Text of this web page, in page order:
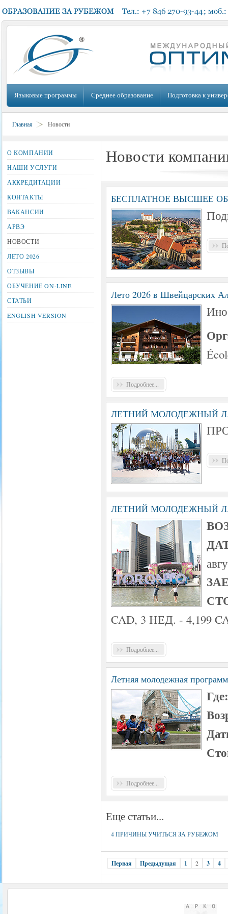
Языковые программы Среднее образование Подготовка к
Главная Новости
Новости
БЕСПЛАТНОЕ ВЫСШЕЕ
Лето 2026 в Швейцарских
Подробнее...
ЛЕТНИЙ МОЛОДЕЖНЫЙ
ЛЕТНИЙ МОЛОДЕЖНЫЙ
CAD, 3 НЕД. - 4,199
Подробнее...
Летняя молодежная
Подробнее...
Еще статьи...
4 ПРИЧИНЫ УЧИТЬСЯ ЗА РУБЕЖОМ
Первая Предыдущая 1 2 3 4
О КОМПАНИИ
НАШИ УСЛУГИ
АККРЕДИТАЦИИ
КОНТАКТЫ
ВАКАНСИИ
АРВЭ
НОВОСТИ
ЛЕТО 2026
ОТЗЫВЫ
ОБУЧЕНИЕ ON-LINE
СТАТЬИ
ENGLISH VERSION